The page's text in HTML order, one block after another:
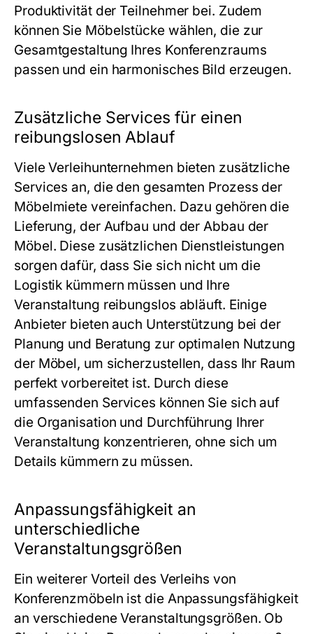
Produktivität der Teilnehmer bei. Zudem
können Sie Möbelstücke wählen, die zur
Gesamtgestaltung Ihres Konferenzraums
passen und ein harmonisches Bild erzeugen.
Zusätzliche Services für einen
reibungslosen Ablauf
Viele Verleihunternehmen bieten zusätzliche
Services an, die den gesamten Prozess der
Möbelmiete vereinfachen. Dazu gehören die
Lieferung, der Aufbau und der Abbau der
Möbel. Diese zusätzlichen Dienstleistungen
sorgen dafür, dass Sie sich nicht um die
Logistik kümmern müssen und Ihre
Veranstaltung reibungslos abläuft. Einige
Anbieter bieten auch Unterstützung bei der
Planung und Beratung zur optimalen Nutzung
der Möbel, um sicherzustellen, dass Ihr Raum
perfekt vorbereitet ist. Durch diese
umfassenden Services können Sie sich auf
die Organisation und Durchführung Ihrer
Veranstaltung konzentrieren, ohne sich um
Details kümmern zu müssen.
Anpassungsfähigkeit an
unterschiedliche
Veranstaltungsgrößen
Ein weiterer Vorteil des Verleihs von
Konferenzmöbeln ist die Anpassungsfähigkeit
an verschiedene Veranstaltungsgrößen. Ob